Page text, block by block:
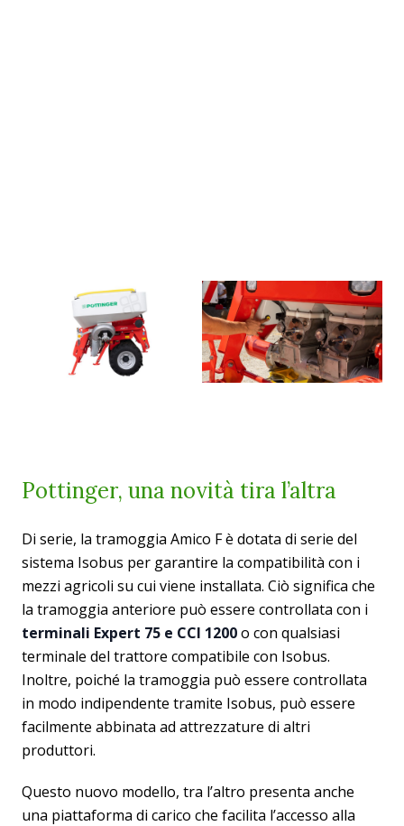
Pottinger, una novità tira l’altra
Di serie, la tramoggia Amico F è dotata di serie del
sistema Isobus per garantire la compatibilità con i
mezzi agricoli su cui viene installata. Ciò significa che
la tramoggia anteriore può essere controllata con i
terminali Expert 75 e CCI 1200o con qualsiasi
terminale del trattore compatibile con Isobus.
Inoltre, poiché la tramoggia può essere controllata
in modo indipendente tramite Isobus, può essere
facilmente abbinata ad attrezzature di altri
produttori.
Questo nuovo modello, tra l’altro presenta anche
una piattaforma di carico che facilita l’accesso alla